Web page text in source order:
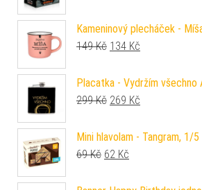
Kameninový plecháček -
149Kč Původní cena byla:
134 Kč
Placatka - Vydržím všechno
299Kč Původní cena byla:
269 Kč
Mini hlavolam - Tangram, 1/
69Kč Původní cena byla: 69
62 Kč